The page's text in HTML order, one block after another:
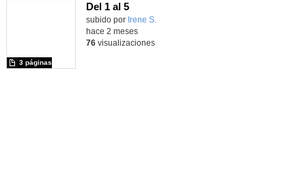
Del 1 al 5
Contenido educativo.
subido por Irene S.
3 páginas
hace 2 meses
76visualizaciones